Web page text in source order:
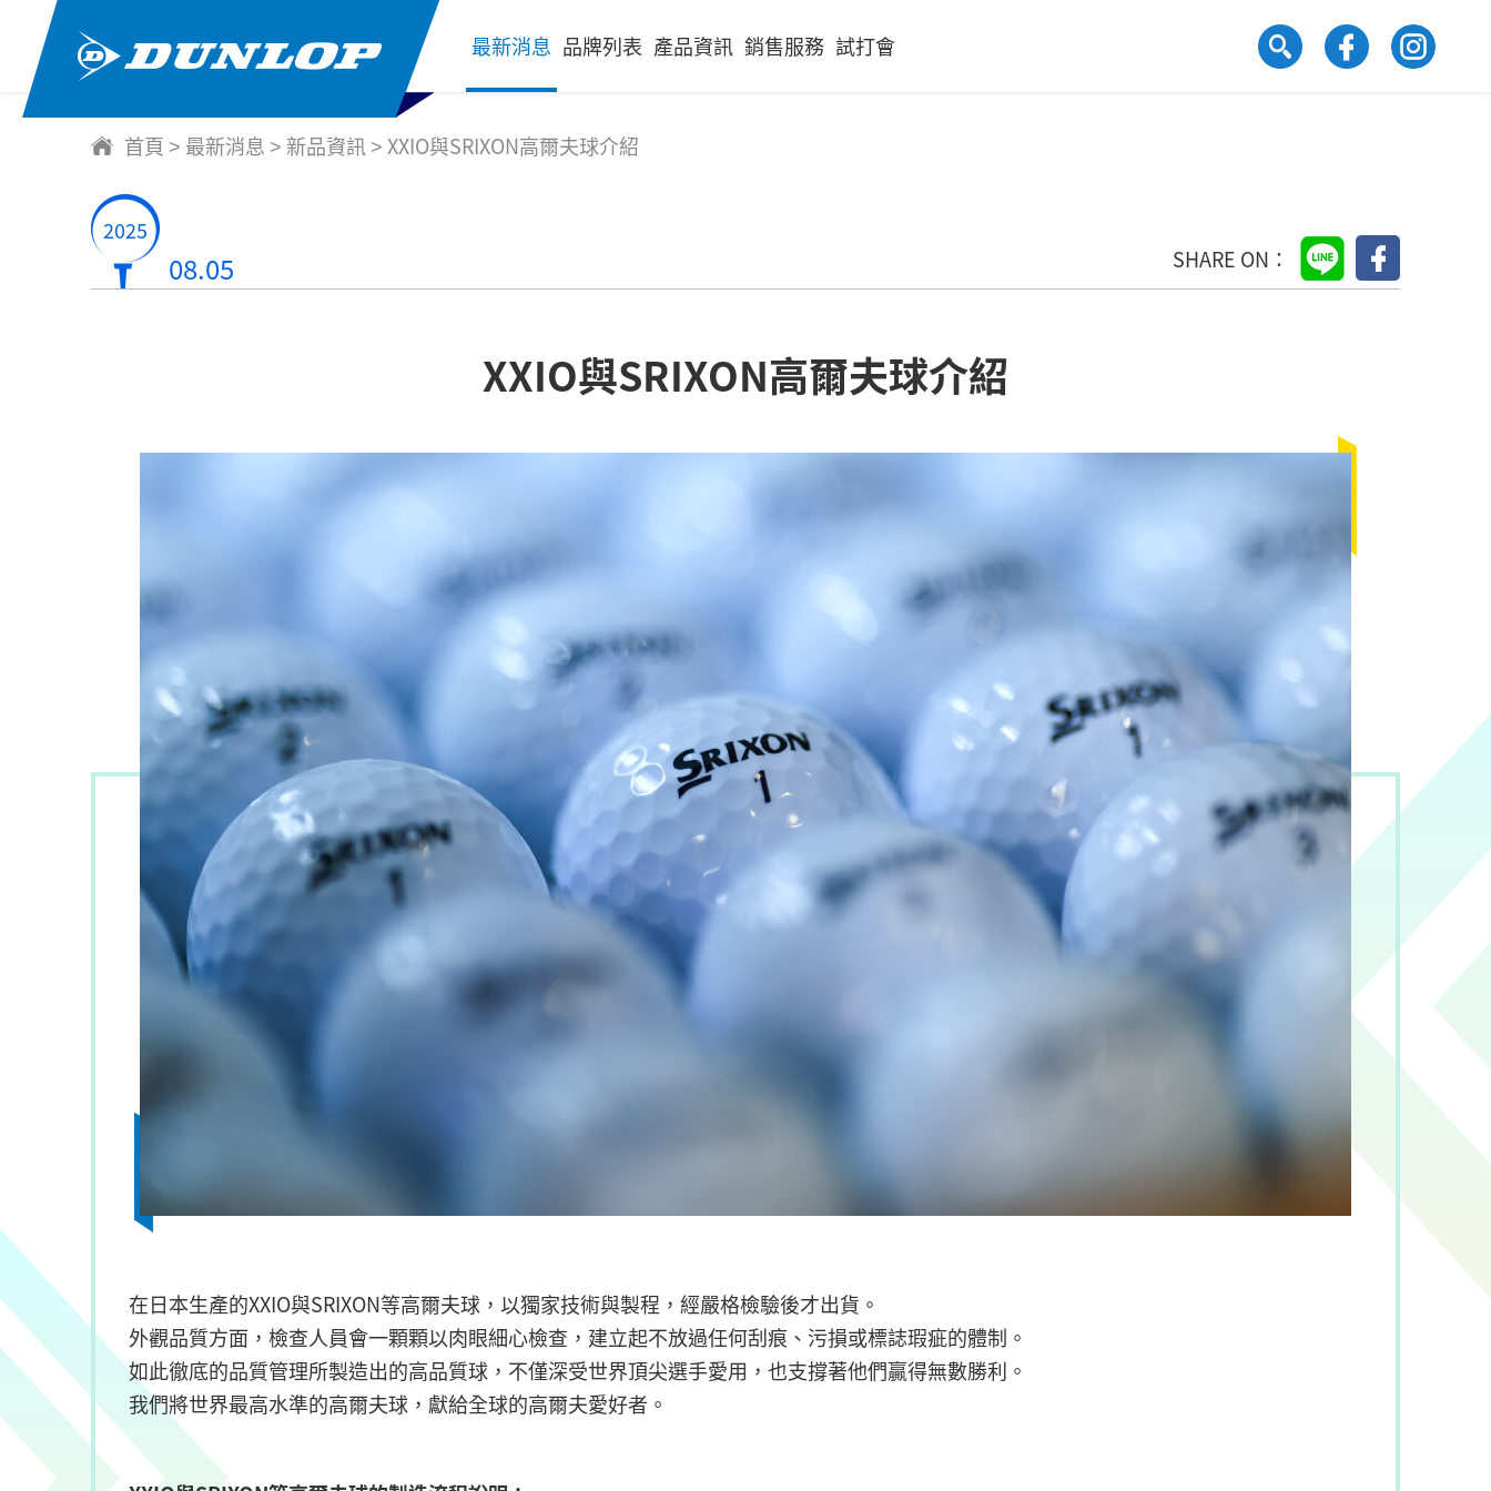
最新消息 品牌列表 產品資訊 銷售服務 試打會
首頁 > 最新消息 > 新品資訊 > XXIO與SRIXON高爾夫球介紹
2025
08.05 SHARE ON：
XXIO與SRIXON高爾夫球介紹
在日本生產的XXIO與SRIXON等高爾夫球，以獨家技術與製程，經嚴格檢驗後才出貨。
外觀品質方面，檢查人員會一顆顆以肉眼細心檢查，建立起不放過任何刮痕、污損或標誌瑕疵的體制。
如此徹底的品質管理所製造出的高品質球，不僅深受世界頂尖選手愛用，也支撐著他們贏得無數勝利。
我們將世界最高水準的高爾夫球，獻給全球的高爾夫愛好者。